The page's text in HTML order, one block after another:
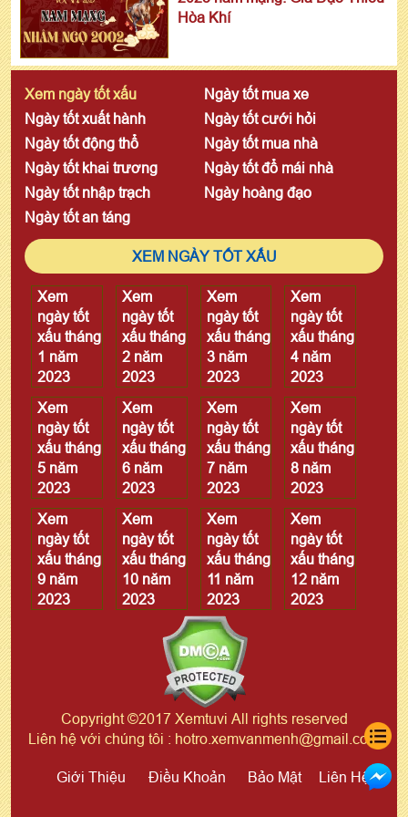
Hòa Khí
Xem ngày tốt xấu
Ngày tốt mua xe
Ngày tốt xuất hành
Ngày tốt cưới hỏi
Ngày tốt động thổ
Ngày tốt mua nhà
Ngày tốt khai trương
Ngày tốt đổ mái nhà
Ngày tốt nhập trạch
Ngày hoàng đạo
Ngày tốt an táng
XEM NGÀY TỐT XẤU
Xem
ngày tốt
xấu tháng
1 năm
2023
Xem
ngày tốt
xấu tháng
2 năm
2023
Xem
ngày tốt
xấu tháng
3 năm
2023
Xem
ngày tốt
xấu tháng
4 năm
2023
Xem
ngày tốt
xấu tháng
5 năm
2023
Xem
ngày tốt
xấu tháng
6 năm
2023
Xem
ngày tốt
xấu tháng
7 năm
2023
Xem
ngày tốt
xấu tháng
8 năm
2023
Xem
ngày tốt
xấu tháng
9 năm
2023
Xem
ngày tốt
xấu tháng
10 năm
2023
Xem
ngày tốt
xấu tháng
11 năm
2023
Xem
ngày tốt
xấu tháng
12 năm
2023
Copyright ©2017 Xemtuvi All rights reserved
Liên hệ với chúng tôi : hotro.xemvanmenh@gmail.com
Giới Thiệu Điều Khoản Bảo Mật Liên Hệ